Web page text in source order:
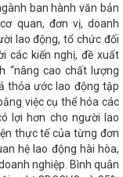
quốc gia thứ
tin và Truyền
cho nhà đầu tư
phòng cấp ủy
cho Doanh
Công Thương
điện Quốc
xuyên suốt
hoạt động
tịch UBND tỉnh
bão số 12 và
phát triển
ban hành văn bản
quan, đơn vị, doanh
lao động, tổ chức đối
các kiến nghị, đề xuất
“nâng cao chất lượng
thỏa ước lao động tập
việc cụ thể hóa các
lợi hơn cho người lao
thực tế của từng đơn
hệ lao động hài hòa,
nghiệp. Bình quân